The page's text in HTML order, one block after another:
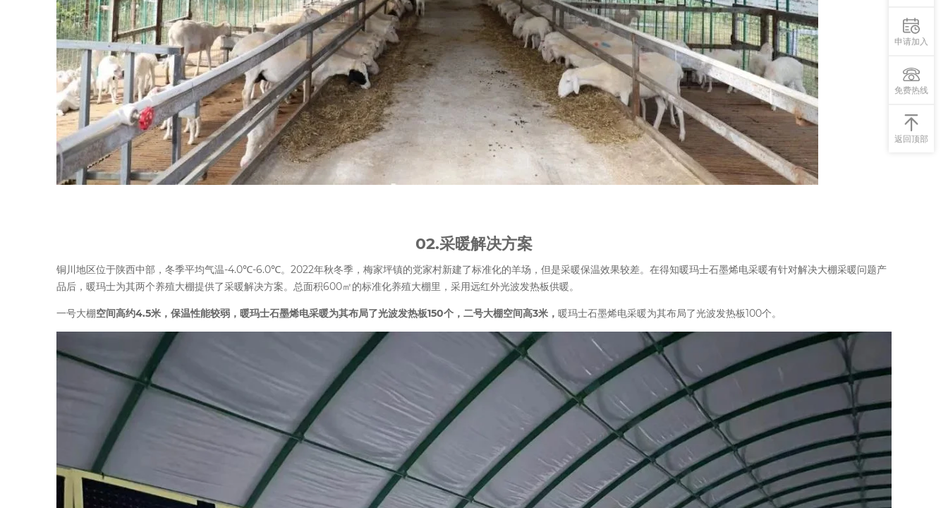
02.采暖解决方案
铜川地区位于陕西中部，冬季平均气温-4.0℃-6.0℃。2022年秋冬季，梅家坪镇的党家村新建了标准化的羊场，但是采暖保温效果较差。在得知暖玛士石墨烯电采暖有针对解决大棚采暖问题产
品后，暖玛士为其两个养殖大棚提供了采暖解决方案。总面积600㎡的标准化养殖大棚里，采用远红外光波发热板供暖。
一号大棚空间高约4.5米，保温性能较弱，暖玛士石墨烯电采暖为其布局了光波发热板150个， 二号大棚空间高3米， 暖玛士石墨烯电采暖为其布局了光波发热板100个。
申请加入
免费热线
返回顶部